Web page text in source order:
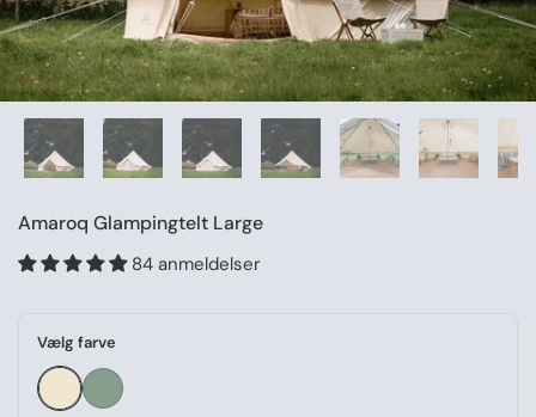
Amaroq Glampingtelt Large
84 anmeldelser
Vælg farve
SandGrøn